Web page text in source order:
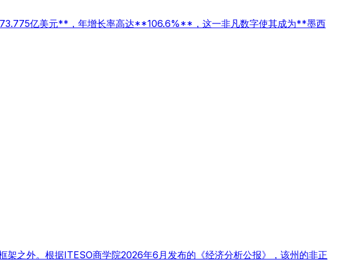
亿美元**，年增长率高达**106.6%**，这一非凡数字使其成为**墨西
之外。根据ITESO商学院2026年6月发布的《经济分析公报》，该州的非正